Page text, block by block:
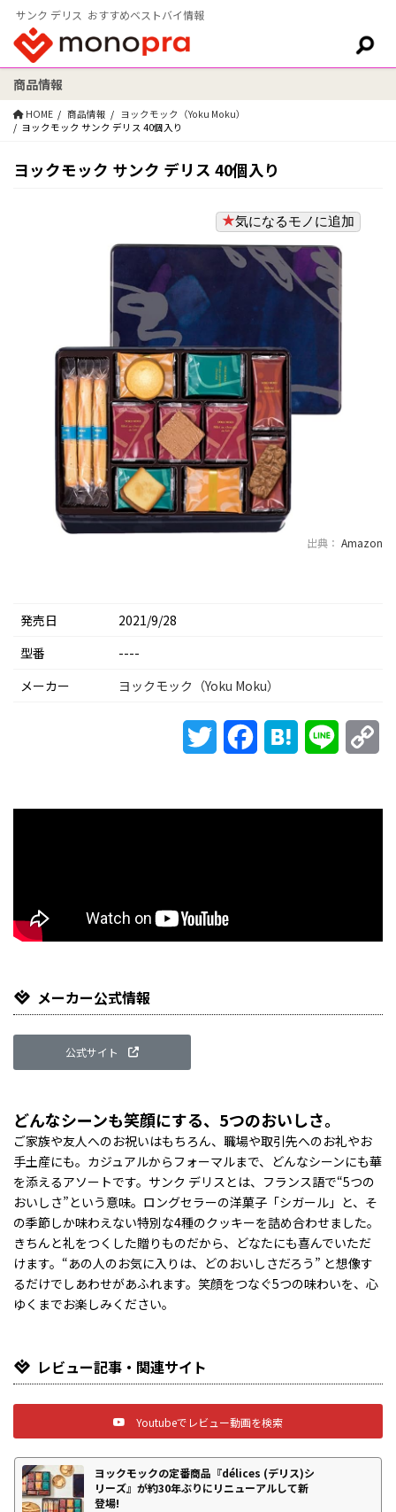
サンク デリス おすすめベストバイ情報
検索:
商品情報
HOME 商品情報
ヨックモック（Yoku Moku）
ヨックモック サンク デリス 40個入り
ヨックモック サンク デリス 40個入り
気になるモノに追加
出典： Amazon
発売日
2021/9/28
型番
----
メーカー
ヨックモック（Yoku Moku）
Twitter FacebookHatena Line
メーカー公式情報
公式サイト
どんなシーンも笑顔にする、5つのおいしさ。
ご家族や友人へのお祝いはもちろん、職場や取引先へのお礼やお
手土産にも。カジュアルからフォーマルまで、どんなシーンにも華
を添えるアソートです。サンク デリスとは、フランス語で“5つの
おいしさ”という意味。ロングセラーの洋菓子「シガール」と、そ
の季節しか味わえない特別な4種のクッキーを詰め合わせました。
きちんと礼をつくした贈りものだから、どなたにも喜んでいただ
けます。“あの人のお気に入りは、どのおいしさだろう” と想像す
るだけでしあわせがあふれます。笑顔をつなぐ5つの味わいを、心
ゆくまでお楽しみください。
レビュー記事・関連サイト
Youtubeでレビュー動画を検索
ヨックモックの定番商品『délices (デリス)シ
リーズ』が約30年ぶりにリニューアルして新
登場!